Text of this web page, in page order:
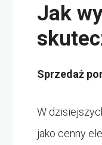
Jak
Sprzedaż
W
jako cenny